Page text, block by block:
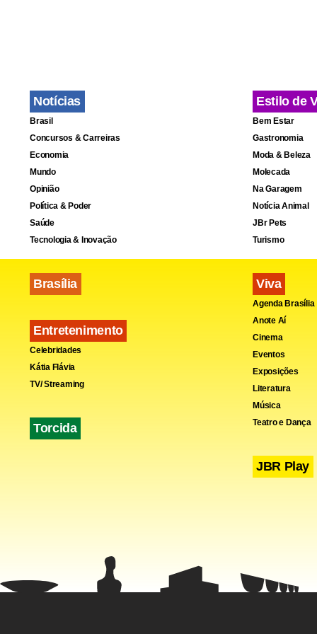
Notícias
Brasil
Concursos & Carreiras
Economia
Mundo
Opinião
Política & Poder
Saúde
Tecnologia & Inovação
Brasília
Entretenimento
Celebridades
Kátia Flávia
TV/ Streaming
Torcida
Estilo de
Bem Estar
Gastronomia
Moda & Beleza
Molecada
Na Garagem
Notícia Animal
JBr Pets
Turismo
Viva
Agenda Brasília
Anote Aí
Cinema
Eventos
Exposições
Literatura
Música
Teatro e Dança
JBR Play